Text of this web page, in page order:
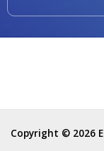
Copyright © 2026